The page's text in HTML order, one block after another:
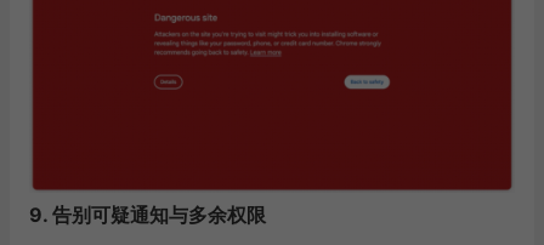
9. 告别可疑通知与多余权限